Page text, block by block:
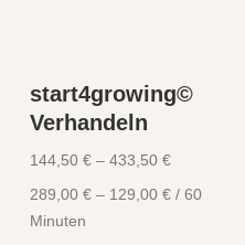
start4growing©
Verhandeln
144,50 €– 433,50 €
289,00 €– 129,00 €/ 60
Minuten